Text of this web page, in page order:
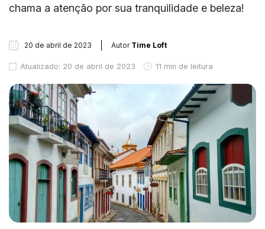
chama a atenção por sua tranquilidade e beleza!
20 de abril de 2023 Autor Time Loft
Atualizado: 20 de abril de 2023 11 min de leitura